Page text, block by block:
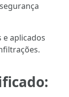
aplicados